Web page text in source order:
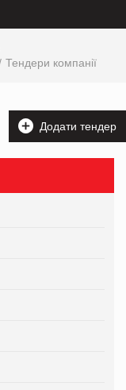
Тендери компанії
Додати тендер